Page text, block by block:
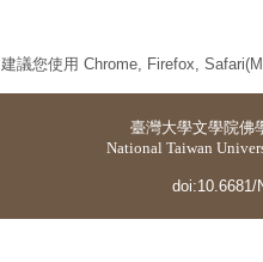
建議您使用 Chrome, Firefox,
臺灣大學文學院佛
National Taiwan
doi:10.6681/